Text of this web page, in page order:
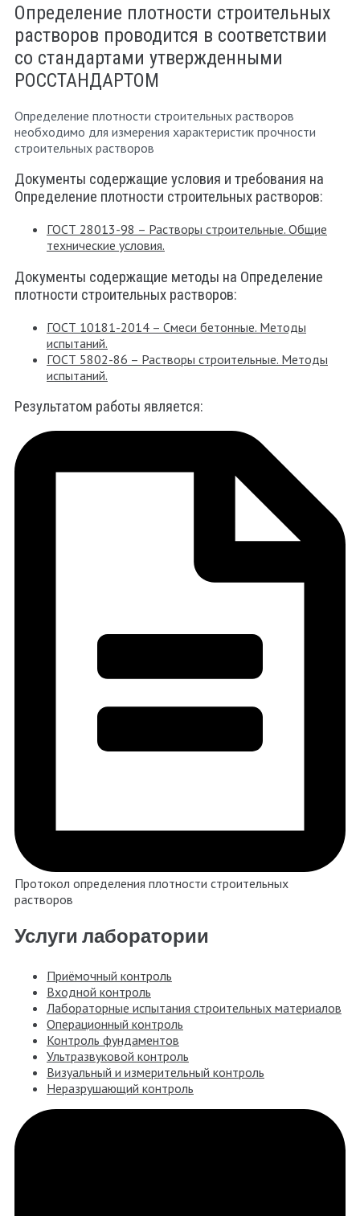
Определение плотности строительных
растворов проводится в соответствии
со стандартами утвержденными
РОССТАНДАРТОМ
Определение плотности строительных растворов
необходимо для измерения характеристик прочности
строительных растворов
Документы содержащие условия и требования на
Определение плотности строительных растворов:
ГОСТ 28013-98 – Растворы строительные. Общие
технические условия.
Документы содержащие методы на Определение
плотности строительных растворов:
ГОСТ 10181-2014 – Смеси бетонные. Методы
испытаний.
ГОСТ 5802-86 – Растворы строительные. Методы
испытаний.
Результатом работы является:
Протокол определения плотности строительных
растворов
Услуги лаборатории
Приёмочный контроль
Входной контроль
Лабораторные испытания строительных материалов
Операционный контроль
Контроль фундаментов
Ультразвуковой контроль
Визуальный и измерительный контроль
Неразрушающий контроль